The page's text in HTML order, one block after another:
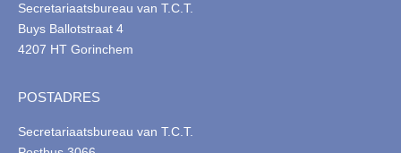
Secretariaatsbureau van T.C.T.
Buys Ballotstraat 4
4207 HT Gorinchem
POSTADRES
Secretariaatsbureau van T.C.T.